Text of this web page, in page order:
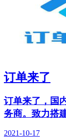
订单来了
订单来了，国
务商。致力搭
2021-10-17